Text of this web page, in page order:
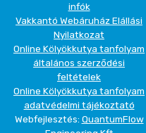
infók
Vakkantó Webáruház Elállási
Nyilatkozat
Online Kölyökkutya tanfolyam
általános szerződési
feltételek
Online Kölyökkutya tanfolyam
adatvédelmi tájékoztató
Webfejlesztés: QuantumFlow